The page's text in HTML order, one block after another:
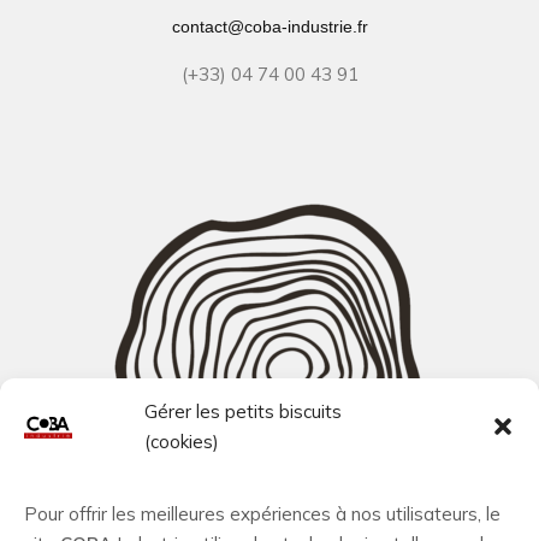
Gérer les petits biscuits
(cookies)
Pour offrir les meilleures expériences à nos utilisateurs, le
contact@coba-industrie.fr
(+33) 04 74 00 43 91